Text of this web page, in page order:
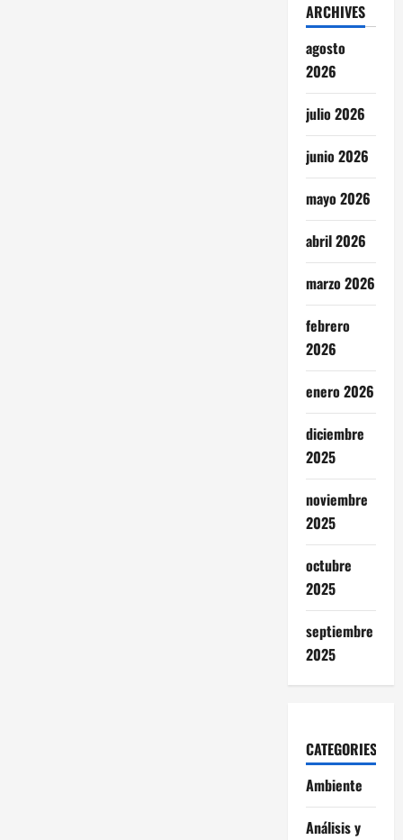
ARCHIVES
agosto
2026
julio 2026
junio 2026
mayo 2026
abril 2026
marzo 2026
febrero
2026
enero 2026
diciembre
2025
noviembre
2025
octubre
2025
septiembre
2025
CATEGORIES
Ambiente
Análisis y